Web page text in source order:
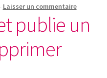
Laisser un commentaire
publie un